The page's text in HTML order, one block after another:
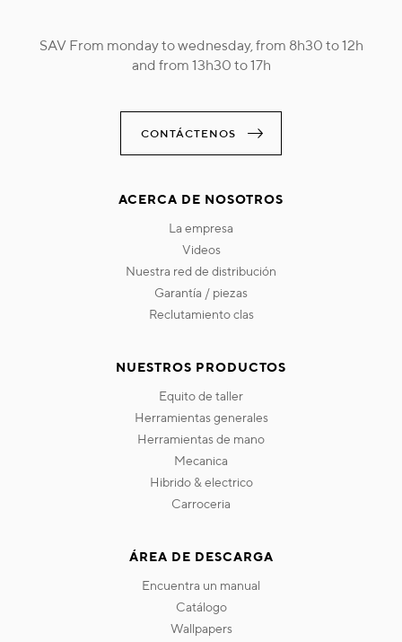
SAV From monday to wednesday, from 8h30 to 12h
and from 13h30 to 17h
CONTÁCTENOS
ACERCA DE NOSOTROS
la empresa
videos
nuestra red de distribución
garantía / piezas
reclutamiento clas
NUESTROS PRODUCTOS
equito de taller
herramientas generales
herramientas de mano
mecanica
hibrido & electrico
carroceria
ÁREA DE DESCARGA
encuentra un manual
catálogo
wallpapers